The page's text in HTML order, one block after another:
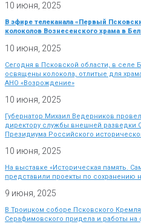
10 июня, 2025
В эфире телеканала «Первый
колоколов Вознесенского храма в
10 июня, 2025
Сегодня в Псковской области, в селе
освящены колокола, отлитые для
АНО «Возрождение»
10 июня, 2025
Губернатор Михаил Ведерников
директору службы внешней разведки
Президиума Российского
10 июня, 2025
На выставке «Историческая память.
представили проекты по сохранению
9 июня, 2025
В Троицком соборе Псковского
Серафимовского придела и работы на